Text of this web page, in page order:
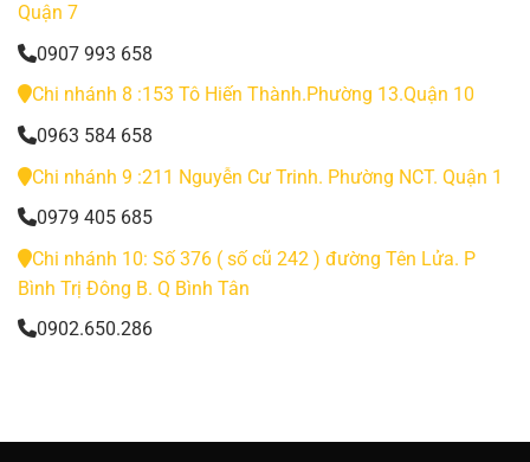
Quận 7
0907 993 658
Chi nhánh 8 :153 Tô Hiến Thành.Phường 13.Quận 10
0963 584 658
Chi nhánh 9 :211 Nguyễn Cư Trinh. Phường NCT. Quận 1
0979 405 685
Chi nhánh 10: Số 376 ( số cũ 242 ) đường Tên Lửa. P
Bình Trị Đông B. Q Bình Tân
0902.650.286